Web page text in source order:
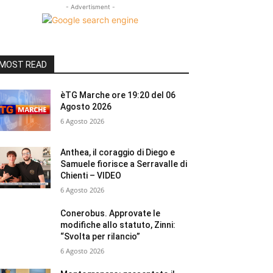
- Advertisment -
READ
èTG Marche ore 19:20 del 06
Agosto 2026
6 Agosto 2026
Anthea, il coraggio di Diego e
Samuele fiorisce a Serravalle di
Chienti – VIDEO
6 Agosto 2026
Conerobus. Approvate le
modifiche allo statuto, Zinni:
“Svolta per rilancio”
6 Agosto 2026